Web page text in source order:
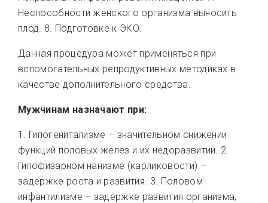
Неспособности женского организма выносить
плод. 8. Подготовке к ЭКО.
Данная процедура может применяться при
вспомогательных репродуктивных методиках в
качестве дополнительного средства.
Мужчинам назначают при:
1. Гипогенитализме – значительном снижении
функций половых желез и их недоразвитии. 2.
Гипофизарном нанизме (карликовости) –
задержке роста и развития. 3. Половом
инфантилизме – задержке развития организма,